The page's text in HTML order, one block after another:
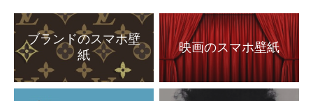
ブランドのスマホ壁
紙
映画のスマホ壁紙